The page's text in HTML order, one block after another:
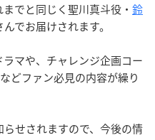
でと同じく聖川真斗役・ 鈴
んでお届けされます。
マや、チャレンジ企画コー
どファン必見の内容が繰り
せされますので、今後の情